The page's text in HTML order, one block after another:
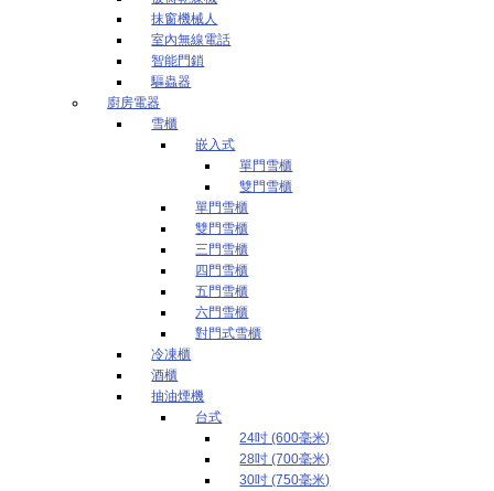
抹窗機械人
室內無線電話
智能門鎖
驅蟲器
廚房電器
雪櫃
嵌入式
單門雪櫃
雙門雪櫃
單門雪櫃
雙門雪櫃
三門雪櫃
四門雪櫃
五門雪櫃
六門雪櫃
對門式雪櫃
冷凍櫃
酒櫃
抽油煙機
台式
24吋 (600毫米)
28吋 (700毫米)
30吋 (750毫米)